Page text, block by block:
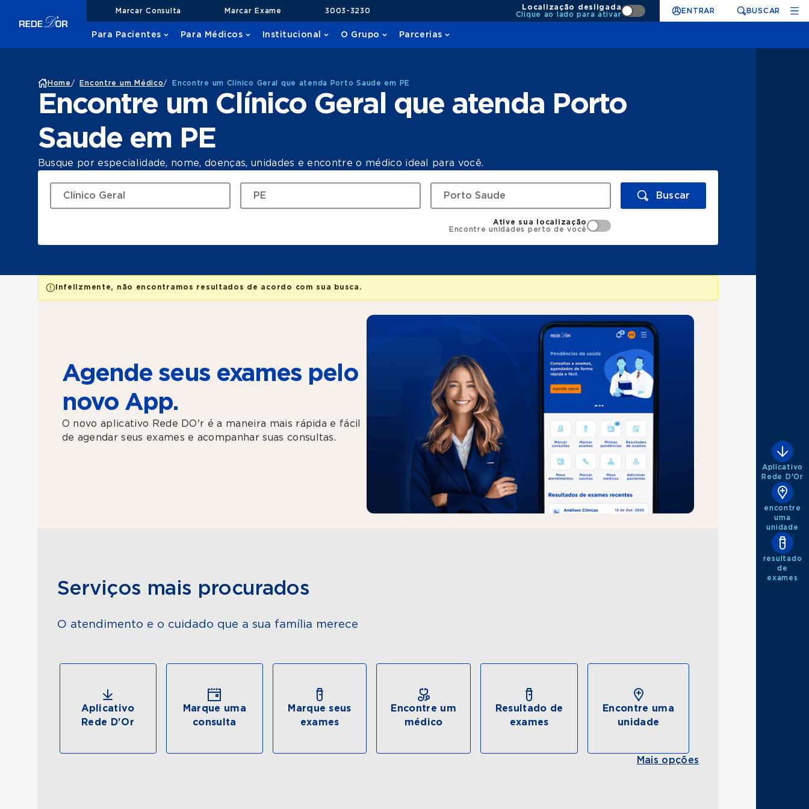
Marcar Consulta Marcar Exame 3003-3230
Localização desligada
Clique ao lado para ativar
ENTRAR BUSCAR
Para Pacientes Para Médicos Institucional O Grupo Parcerias
Home / Encontre um Médico/ Encontre um Clínico Geral que atenda Porto Saude em PE
Encontre um Clínico Geral que atenda Porto
Saude em PE
Busque por especialidade, nome, doenças, unidades e encontre o médico ideal para você.
Buscar
Ative sua localização
Encontre unidades perto de você
Infelizmente, não encontramos resultados de acordo com sua busca.
Agende seus exames pelo
novo App.
O novo aplicativo Rede DO'r é a maneira mais rápida e fácil
de agendar seus exames e acompanhar suas consultas.
Serviços mais procurados
O atendimento e o cuidado que a sua família merece
Aplicativo
Rede D'Or
Marque uma
consulta
Marque seus
exames
Encontre um
médico
Resultado de
exames
Encontre uma
unidade
Mais opções
Aplicativo
Rede D'Or
encontre
uma
unidade
resultado
de
exames